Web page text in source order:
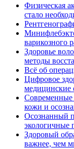
Физическая
стало
варикозного
Здоровье
методы
Всё об
Цифровое
медицинские
Современные
кожи и
Осознанный
экологичные
Здоровый
важнее, чем